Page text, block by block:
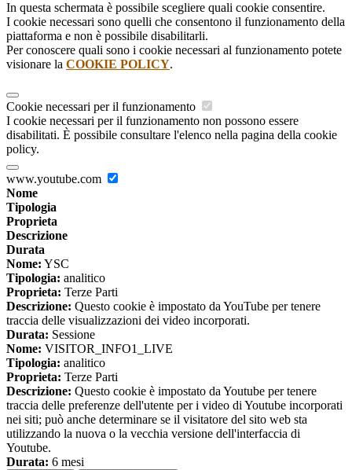
In questa schermata è possibile scegliere quali cookie consentire.
I cookie necessari sono quelli che consentono il funzionamento della
piattaforma e non è possibile disabilitarli.
Per conoscere quali sono i cookie necessari al funzionamento potete
visionare la COOKIE POLICY.
Cookie necessari per il funzionamento
I cookie necessari per il funzionamento non possono essere
disabilitati. È possibile consultare l'elenco nella pagina della cookie
policy.
www.youtube.com
Nome
Tipologia
Proprieta
Descrizione
Durata
Nome: YSC
Tipologia: analitico
Proprieta: Terze Parti
Descrizione: Questo cookie è impostato da YouTube per tenere
traccia delle visualizzazioni dei video incorporati.
Durata: Sessione
Nome: VISITOR_INFO1_LIVE
Tipologia: analitico
Proprieta: Terze Parti
Descrizione: Questo cookie è impostato da Youtube per tenere
traccia delle preferenze dell'utente per i video di Youtube incorporati
nei siti; può anche determinare se il visitatore del sito web sta
utilizzando la nuova o la vecchia versione dell'interfaccia di
Youtube.
Durata: 6 mesi